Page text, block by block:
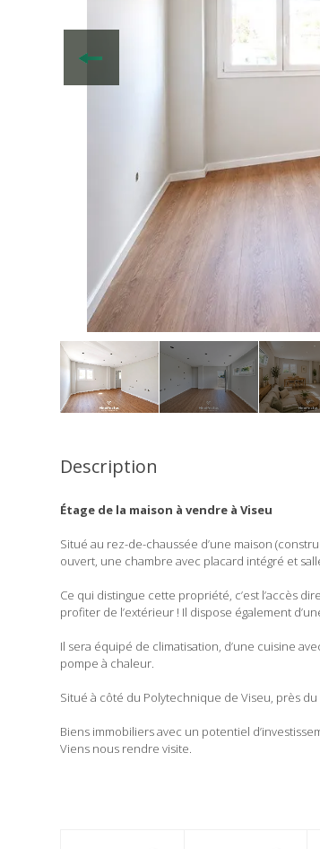
Description
Étage de la maison à vendre à Viseu
Situé au rez-de-chaussée d’une maison
ouvert, une chambre avec placard intégré et
Ce qui distingue cette propriété, c’est l’accès
profiter de l’extérieur ! Il dispose également
Il sera équipé de climatisation, d’une cuisine
pompe à chaleur.
Situé à côté du Polytechnique de Viseu, près
Biens immobiliers avec un potentiel
Viens nous rendre visite.